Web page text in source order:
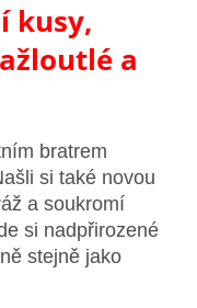
kusy,
a
bratrem
si také novou
a soukromí
si nadpřirozené
stejně jako